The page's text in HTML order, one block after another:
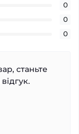
0
0
0
станьте